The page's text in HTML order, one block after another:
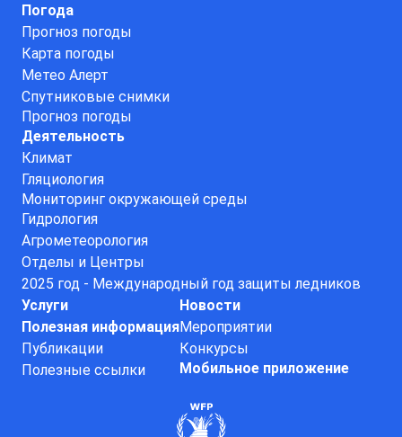
Погода
Прогноз погоды
Карта погоды
Метео Алерт
Спутниковые снимки
Прогноз погоды
Деятельность
Климат
Гляциология
Мониторинг окружающей среды
Гидрология
Агрометеорология
Отделы и Центры
2025 год - Международный год защиты ледников
Услуги
Полезная информация
Публикации
Полезные ссылки
Новости
Мероприятии
Конкурсы
Мобильное приложение